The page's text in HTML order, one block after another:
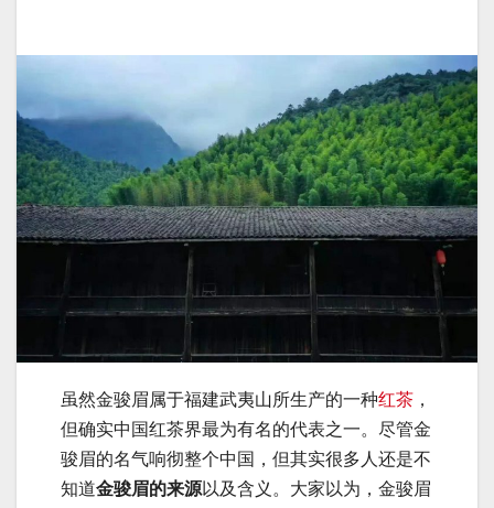
虽然金骏眉属于福建武夷山所生产的一种红茶 ，
但确实中国红茶界最为有名的代表之一。尽管金
骏眉的名气响彻整个中国，但其实很多人还是不
知道金骏眉的来源以及含义。大家以为，金骏眉